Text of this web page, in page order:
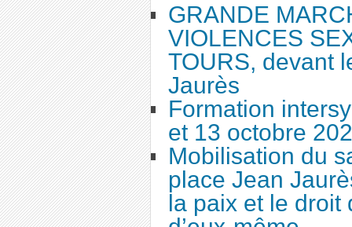
GRANDE
VIOLENCES
TOURS, devant
Jaurès
Formation
et 13 octobre
Mobilisation du
place Jean
la paix et le droit